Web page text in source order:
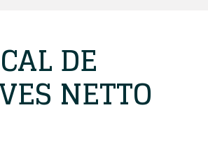
DE
NETTO